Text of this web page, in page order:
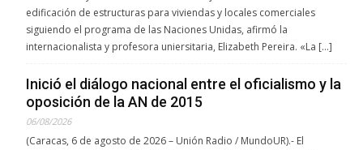
edificación de estructuras para viviendas y locales comerciales
siguiendo el programa de las Naciones Unidas, afirmó la
internacionalista y profesora uniersitaria, Elizabeth Pereira. «La […]
Inició el diálogo nacional entre el oficialismo y la
oposición de la AN de 2015
06/08/2026
(Caracas, 6 de agosto de 2026 – Unión Radio / MundoUR).- El